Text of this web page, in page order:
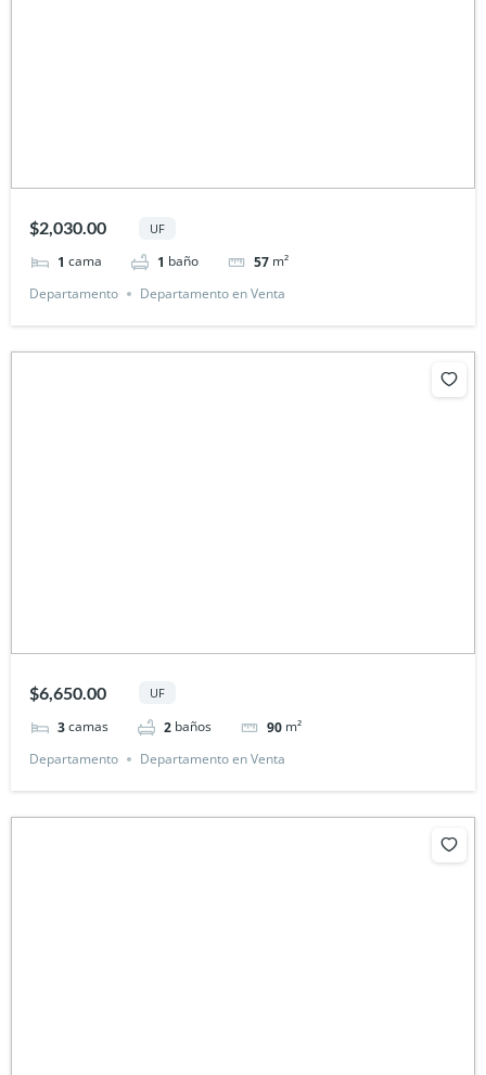
$2,030.00 UF
1 cama 1 baño 57 m²
Departamento
Departamento en Venta
$6,650.00 UF
3camas 2 baños 90 m²
Departamento
Departamento en Venta